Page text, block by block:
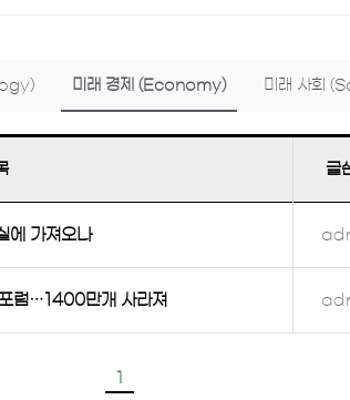
미래 경제 (Economy) 미래 사회
글
에 가져오나
럼…1400만개 사라져